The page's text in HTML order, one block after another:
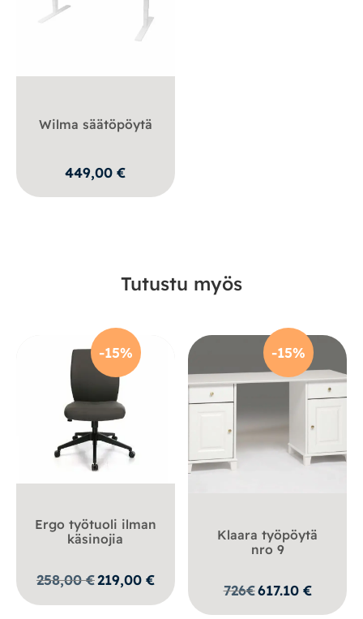
Wilma säätöpöytä
449,00€
Tutustu myös
-15%
Ergo työtuoli ilman
käsinojia
258,00€ Alkuperäinen
oli:
219,00 €Nykyinen
hinta
on:
-15%
Klaara työpöytä
nro 9
726€617.10 €